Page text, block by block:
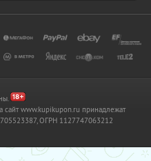
сайт www.kupikupon.ru принадлежат
ОГРН 1127747063212